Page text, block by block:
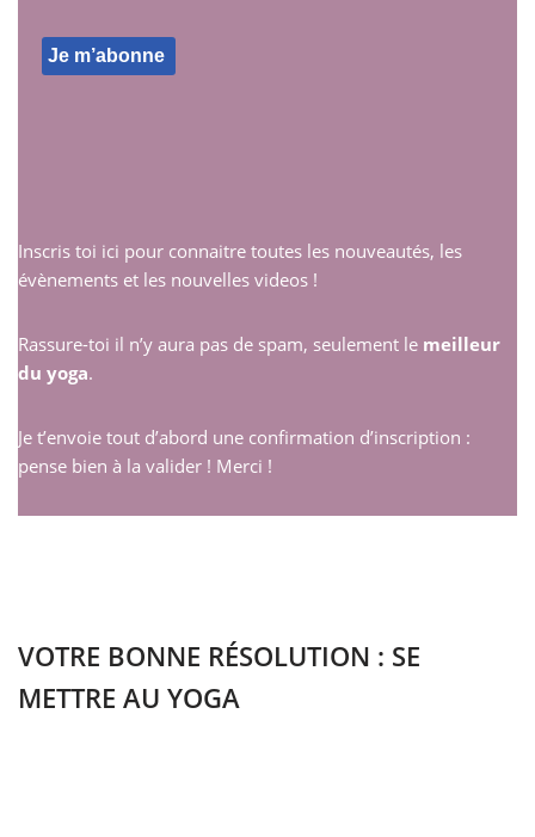
Inscris toi ici pour connaitre toutes les nouveautés, les
évènements et les nouvelles videos !
Rassure-toi il n’y aura pas de spam, seulement le meilleur
du yoga.
Je t’envoie tout d’abord une confirmation d’inscription :
pense bien à la valider ! Merci !
VOTRE BONNE RÉSOLUTION : SE
METTRE AU YOGA